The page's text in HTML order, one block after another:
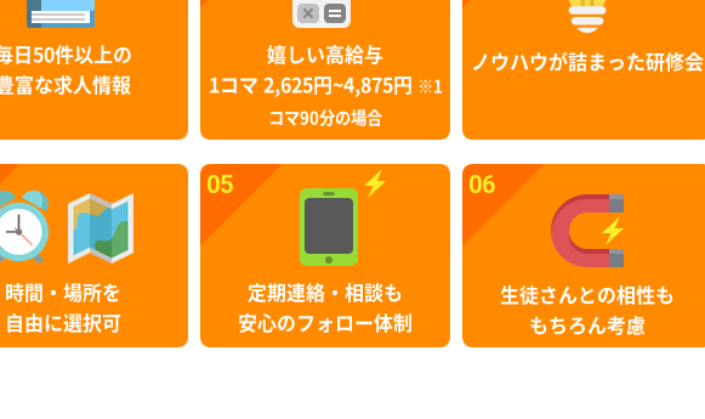
日50件以上の
富な求人情報
嬉しい高給与
1コマ 2,625円~4,875円
※1
コマ90分の場合
ノウハウが詰まった研修会
時間・場所を
自由に選択可
05
定期連絡・相談も
安心のフォロー体制
06
生徒さんとの相性も
もちろん考慮